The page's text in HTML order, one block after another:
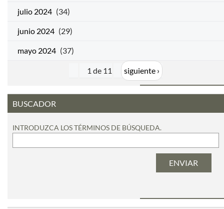
julio 2024 (34)
junio 2024 (29)
mayo 2024 (37)
1 de 11 siguiente ›
BUSCADOR
INTRODUZCA LOS TÉRMINOS DE BÚSQUEDA.